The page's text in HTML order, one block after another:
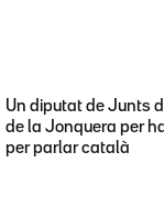
Un diputat de Junts
de la Jonquera per
per parlar català